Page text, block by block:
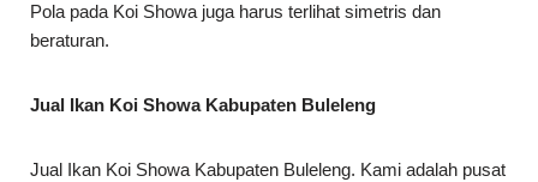
Pola pada Koi Showa juga harus terlihat simetris dan
beraturan.
Jual Ikan Koi Showa Kabupaten Buleleng
Jual Ikan Koi Showa Kabupaten Buleleng. Kami adalah pusat